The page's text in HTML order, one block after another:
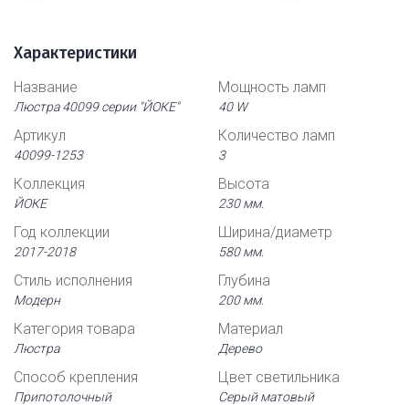
Характеристики
Название
Люстра 40099 серии "ЙОКЕ"
Артикул
40099-1253
Коллекция
ЙОКЕ
Год коллекции
2017-2018
Стиль исполнения
Модерн
Категория товара
Люстра
Способ крепления
Припотолочный
Мощность ламп
40 W
Количество ламп
3
Высота
230 мм.
Ширина/диаметр
580 мм.
Глубина
200 мм.
Материал
Дерево
Цвет светильника
Серый матовый